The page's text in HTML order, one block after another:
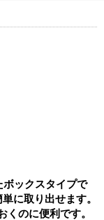
ックスタイプで
に取り出せます。
くのに便利です。